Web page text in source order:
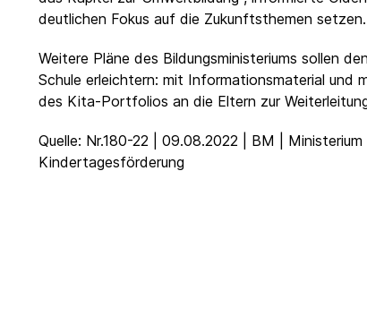
deutlichen Fokus auf die Zukunftsthemen setzen.
Weitere Pläne des Bildungsministeriums sollen
Schule erleichtern: mit Informationsmaterial und
des Kita-Portfolios an die Eltern zur
Quelle: Nr.180-22 | 09.08.2022 | BM | Ministerium
Kindertagesförderung